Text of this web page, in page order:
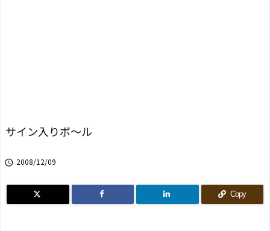
サイン入りボ〜ル
 2008/12/09
Copy